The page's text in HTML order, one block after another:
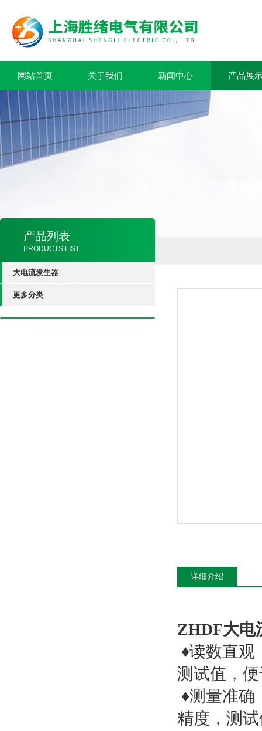
网站首页 关于我们 新闻中心 产品展
产品列表
PRODUCTS LIST
大电流发生器
更多分类
详细介绍
ZHDF大电
♦读数直观
测试值，
♦测量准确
精度，测